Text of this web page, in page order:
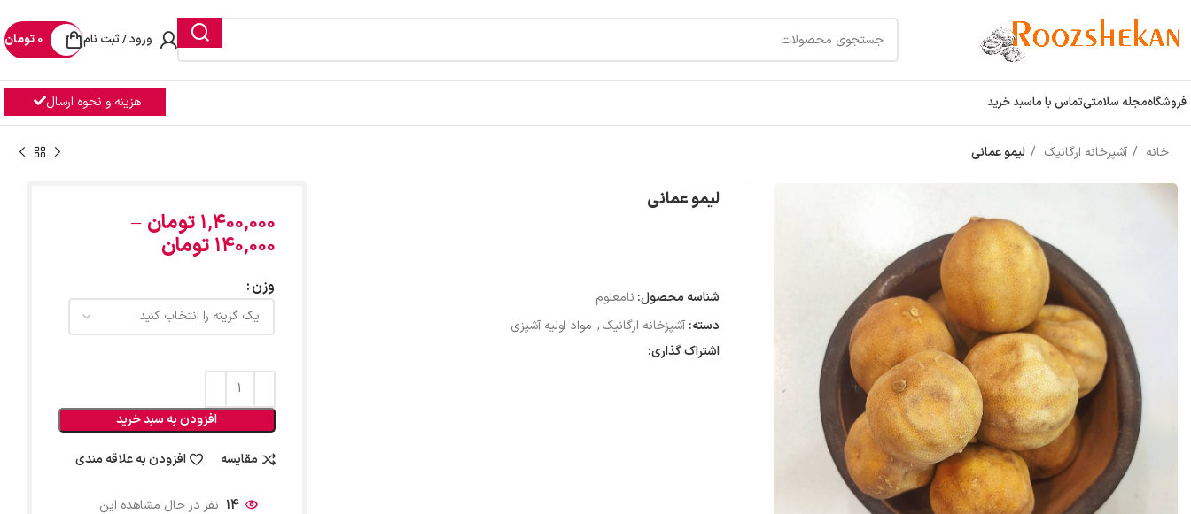
ورود / ثبت نام 0 تومان
فروشگاهمجله سلامتیتماس با ماسبد خرید هزینه و نحوه ارسال
خانه آشپزخانه ارگانیک لیمو عمانی
لیمو عمانی
شناسه محصول: نامعلوم
دسته: آشپزخانه ارگانیک, مواد اولیه آشپزی
اشتراک گذاری:
1,400,000 تومان –
140,000 تومان
وزن
افزودن به سبد خرید
مقایسه افزودن به علاقه مندی
14 نفر در حال مشاهده این